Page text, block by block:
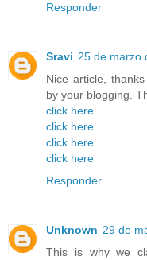
Responder
Sravi 25 de marzo
Nice article,
by your blogging.
click here
click here
click here
click here
Responder
Unknown 29 de
This is why we